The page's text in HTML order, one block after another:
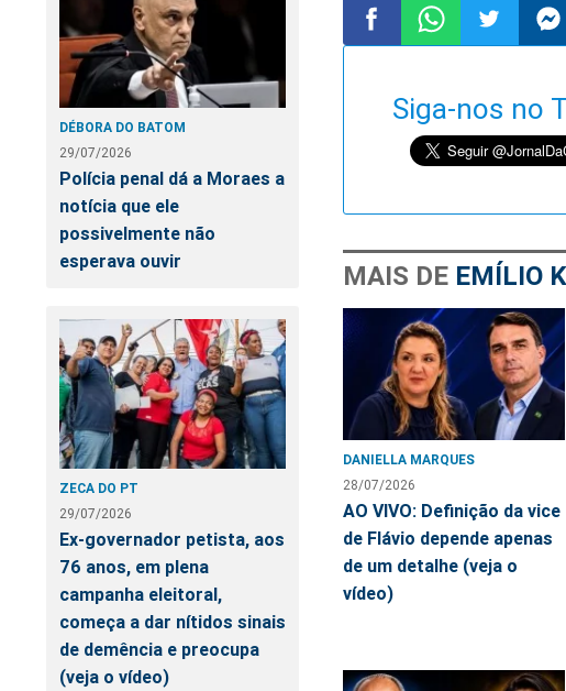
DÉBORA DO BATOM
29/07/2026
Polícia penal dá a Moraes a
notícia que ele
possivelmente não
esperava ouvir
ZECA DO PT
29/07/2026
Ex-governador petista, aos
76 anos, em plena
campanha eleitoral,
começa a dar nítidos sinais
de demência e preocupa
(veja o vídeo)
no
no
no
Siga-nos no
MAIS DE EMÍLIO
DANIELLA MARQUES
28/07/2026
AO VIVO: Definição da vice
de Flávio depende apenas
de um detalhe (veja o
vídeo)